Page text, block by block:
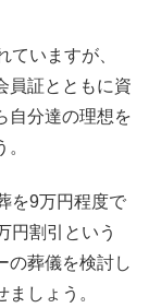
いますが、
員証とともに資
自分達の理想を
を9万円程度で
円割引という
の葬儀を検討し
しょう。